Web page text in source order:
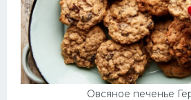
Овсяное печенье